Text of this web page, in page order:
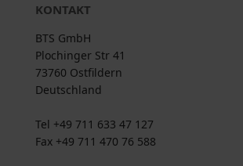
KONTAKT
BTS GmbH
Plochinger Str 41
73760 Ostfildern
Deutschland
Tel +49 711 633 47 127
Fax +49 711 470 76 588